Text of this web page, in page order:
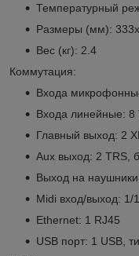
Температурный
Размеры (мм):
Вес (кг): 2.4
Коммутация:
Входа
Входа линейные: 8
Главный выход: 2
Aux выход: 2 TRS,
Выход на
Midi вход/выход: 1/
Ethernet: 1 RJ45
USB порт: 1 USB,